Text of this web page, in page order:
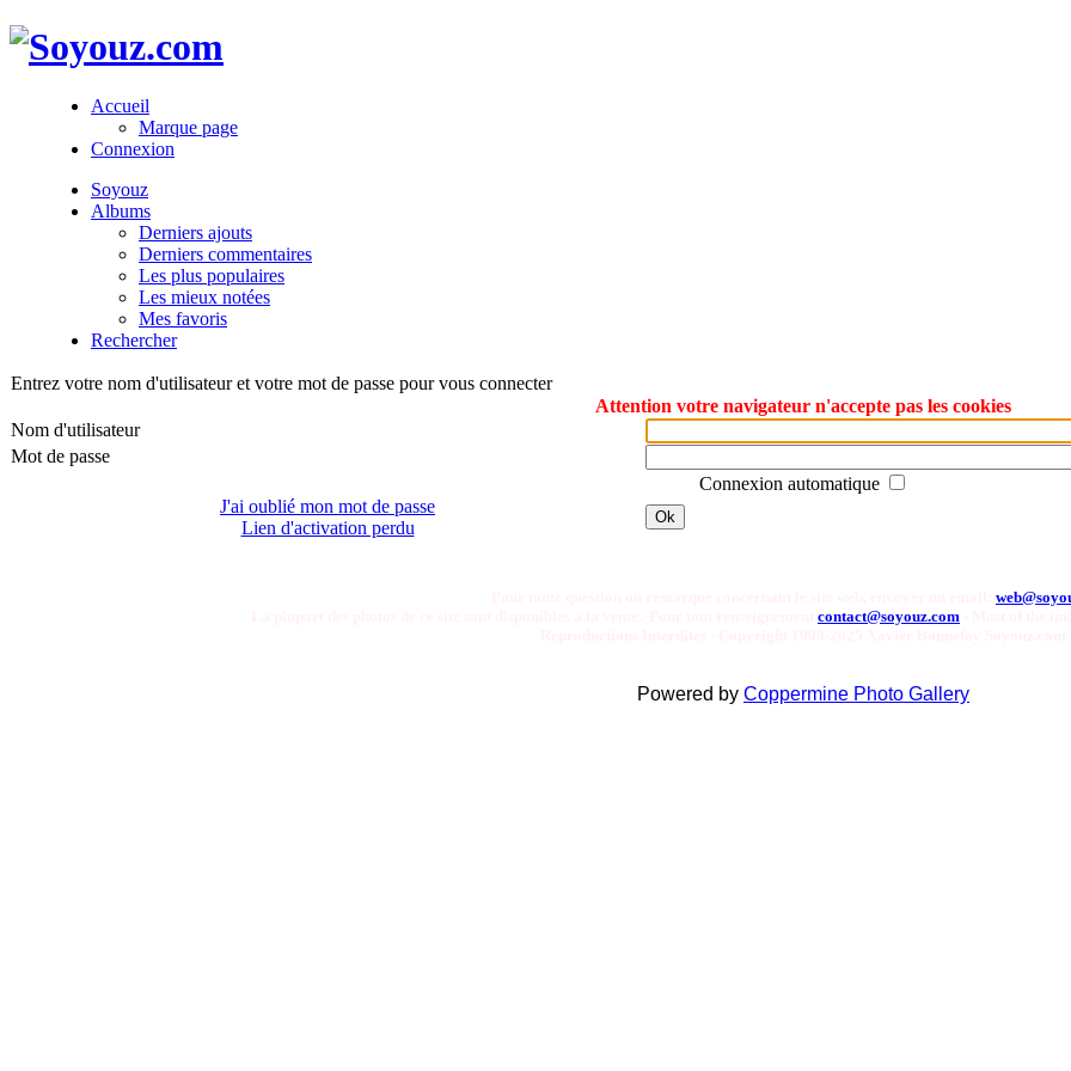
Accueil
Marque page
Connexion
Soyouz
Albums
Derniers ajouts
Derniers commentaires
Les plus populaires
Les mieux notées
Mes favoris
Rechercher
Entrez votre nom d'utilisateur et votre mot de passe pour vous connecter
Attention votre navigateur n'accepte pas les cookies
Nom d'utilisateur
Mot de passe
Connexion automatique
J'ai oublié mon mot de passe
Lien d'activation perdu
Ok
contact@soyouz.com
Powered by Coppermine Photo Gallery